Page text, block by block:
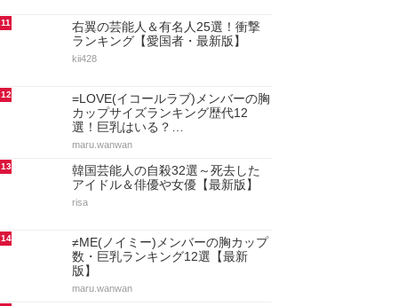
11
右翼の芸能人＆有名人25選！衝撃
ランキング【愛国者・最新版】
kii428
12
=LOVE(イコールラブ)メンバーの胸
カップサイズランキング歴代12
選！巨乳はいる？…
maru.wanwan
13
韓国芸能人の自殺32選～死去した
アイドル＆俳優や女優【最新版】
risa
14
≠ME(ノイミー)メンバーの胸カップ
数・巨乳ランキング12選【最新
版】
maru.wanwan